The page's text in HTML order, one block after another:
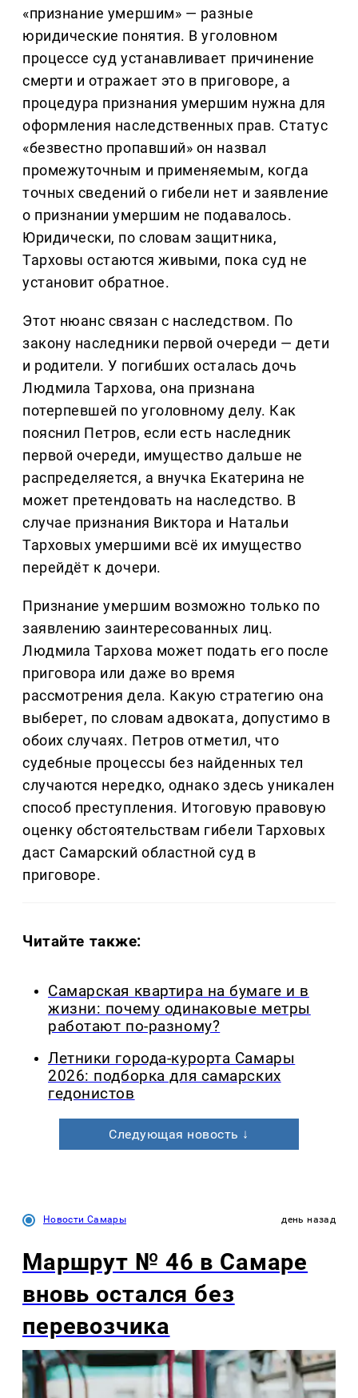
«признание умершим» — разные
юридические понятия. В уголовном
процессе суд устанавливает причинение
смерти и отражает это в приговоре, а
процедура признания умершим нужна для
оформления наследственных прав. Статус
«безвестно пропавший» он назвал
промежуточным и применяемым, когда
точных сведений о гибели нет и заявление
о признании умершим не подавалось.
Юридически, по словам защитника,
Тарховы остаются живыми, пока суд не
установит обратное.
Этот нюанс связан с наследством. По
закону наследники первой очереди — дети
и родители. У погибших осталась дочь
Людмила Тархова, она признана
потерпевшей по уголовному делу. Как
пояснил Петров, если есть наследник
первой очереди, имущество дальше не
распределяется, а внучка Екатерина не
может претендовать на наследство. В
случае признания Виктора и Натальи
Тарховых умершими всё их имущество
перейдёт к дочери.
Признание умершим возможно только по
заявлению заинтересованных лиц.
Людмила Тархова может подать его после
приговора или даже во время
рассмотрения дела. Какую стратегию она
выберет, по словам адвоката, допустимо в
обоих случаях. Петров отметил, что
судебные процессы без найденных тел
случаются нередко, однако здесь уникален
способ преступления. Итоговую правовую
оценку обстоятельствам гибели Тарховых
даст Самарский областной суд в
приговоре.
Читайте также:
Самарская квартира на бумаге и в
жизни: почему одинаковые метры
работают по-разному?
Летники города-курорта Самары
2026: подборка для самарских
гедонистов
Следующая новость ↓
Новости Самары день назад
Маршрут № 46 в Самаре
вновь остался без
перевозчика